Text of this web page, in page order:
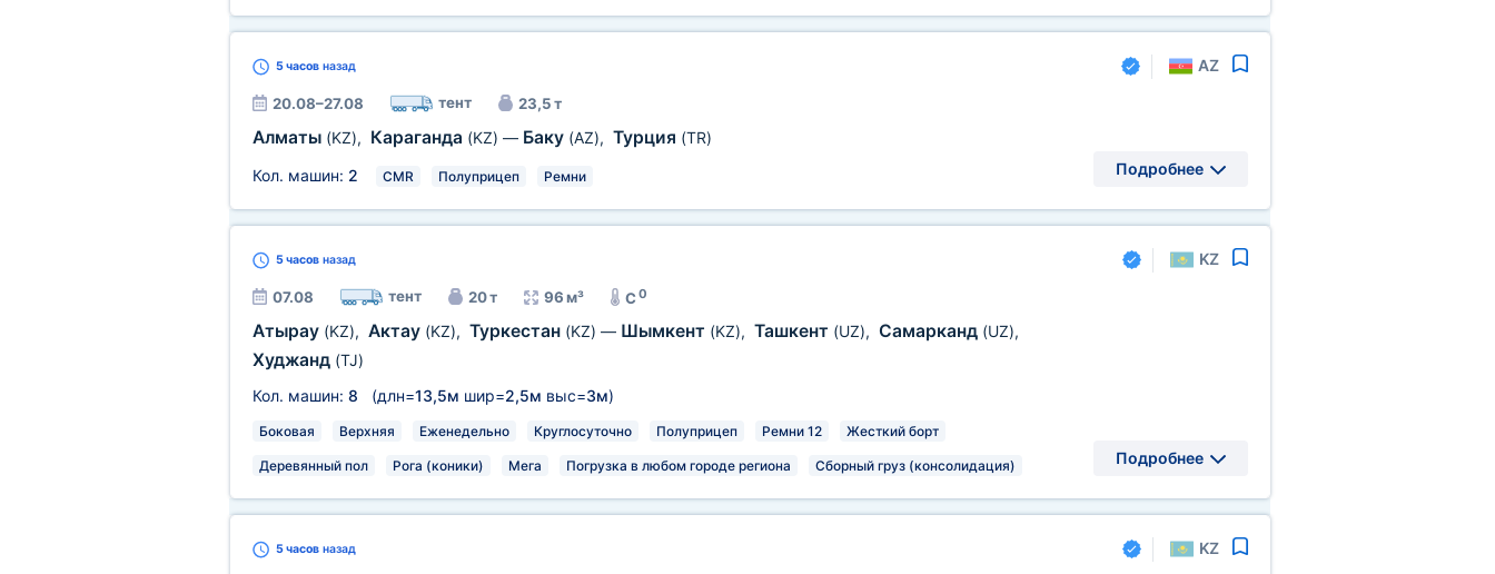
5 часовназад AZ
20.08–27.08 тент 23,5 т
Алматы (KZ), Караганда (KZ) — Баку (AZ), Турция (TR)
Кол. машин: 2 CMR Полуприцеп Ремни Подробнее
5 часовназад KZ
07.08 тент 20 т 96 м³ C0
Атырау (KZ), Актау (KZ), Туркестан (KZ) — Шымкент (KZ), Ташкент (UZ), Самарканд (UZ),
Худжанд (TJ)
Кол. машин: 8 (длн=13,5м шир=2,5м выс=3м)
Боковая Верхняя Еженедельно Круглосуточно Полуприцеп Ремни 12 Жесткий борт
Деревянный пол Рога (коники) Мега Погрузка в любом городе региона Сборный груз (консолидация) Подробнее
5 часовназад KZ